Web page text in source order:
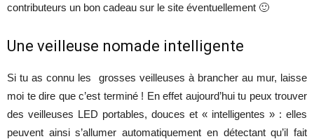
contributeurs un bon cadeau sur le site éventuellement 🙂
Une veilleuse nomade intelligente
Si tu as connu les grosses veilleuses à brancher au mur, laisse
moi te dire que c’est terminé ! En effet aujourd’hui tu peux trouver
des veilleuses LED portables, douces et « intelligentes » : elles
peuvent ainsi s’allumer automatiquement en détectant qu’il fait